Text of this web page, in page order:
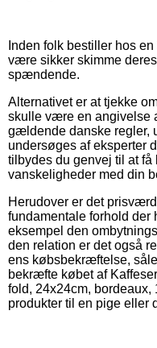
Inden folk bestiller hos
være sikker skimme
spændende.
Alternativet er at tjekke
skulle være en angivelse
gældende danske regler,
undersøges af eksperter
tilbydes du genvej til at få
vanskeligheder med din
Herudover er det
fundamentale forhold der
eksempel den
den relation er det også
ens købsbekræftelse,
bekræfte købet af
fold, 24x24cm, bordeaux,
produkter til en pige eller